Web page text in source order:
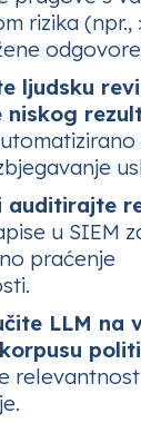
rizika (npr.,
ljudsku
niskog
auditirajte
u SIEM
praćenje
LLM na